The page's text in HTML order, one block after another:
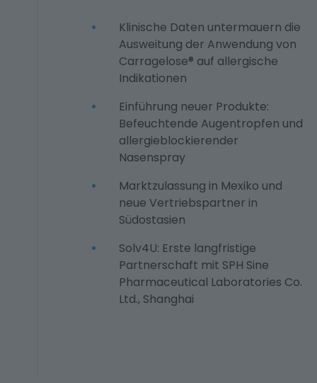
Klinische Daten untermauern die
Ausweitung der Anwendung von
Carragelose® auf allergische
Indikationen
Einführung neuer Produkte:
Befeuchtende Augentropfen und
allergieblockierender
Nasenspray
Marktzulassung in Mexiko und
neue Vertriebspartner in
Südostasien
Solv4U: Erste langfristige
Partnerschaft mit SPH Sine
Pharmaceutical Laboratories Co.
Ltd., Shanghai